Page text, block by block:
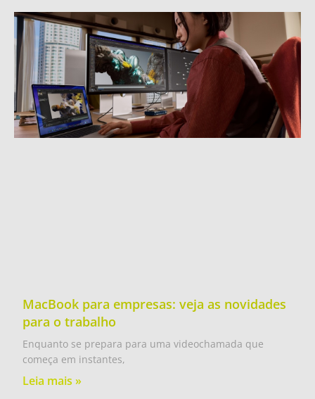
MacBook para empresas: veja as novidades
para o trabalho
Enquanto se prepara para uma videochamada que
começa em instantes,
Leia mais »